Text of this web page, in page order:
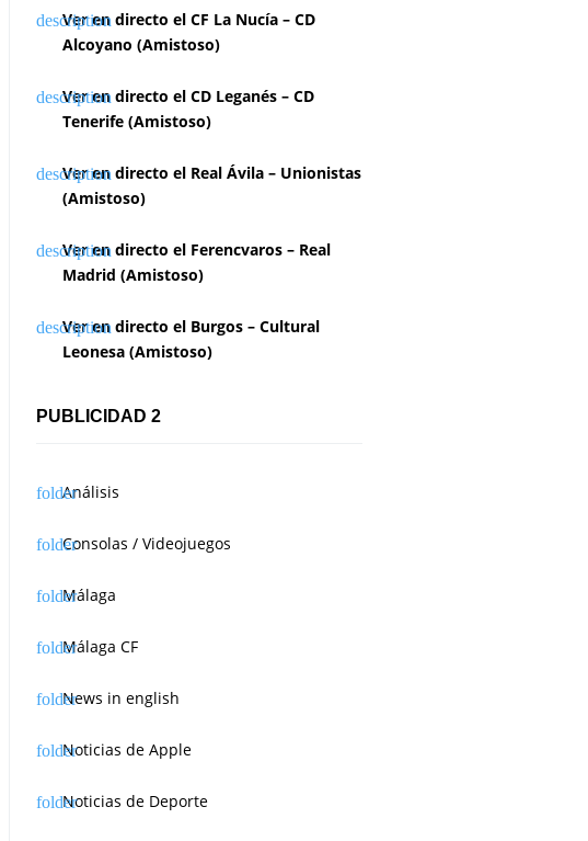
Ver en directo el CF La Nucía – CD
Alcoyano (Amistoso)
Ver en directo el CD Leganés – CD
Tenerife (Amistoso)
Ver en directo el Real Ávila – Unionistas
(Amistoso)
Ver en directo el Ferencvaros – Real
Madrid (Amistoso)
Ver en directo el Burgos – Cultural
Leonesa (Amistoso)
PUBLICIDAD 2
Análisis
Consolas / Videojuegos
Málaga
Málaga CF
News in english
Noticias de Apple
Noticias de Deporte